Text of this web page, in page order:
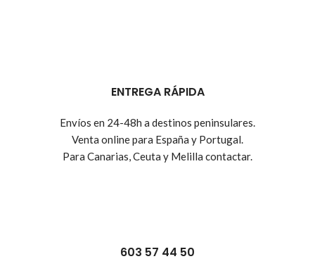
ENTREGA RÁPIDA
Envíos en 24-48h a destinos peninsulares.
Venta online para España y Portugal.
Para Canarias, Ceuta y Melilla contactar.
603 57 44 50